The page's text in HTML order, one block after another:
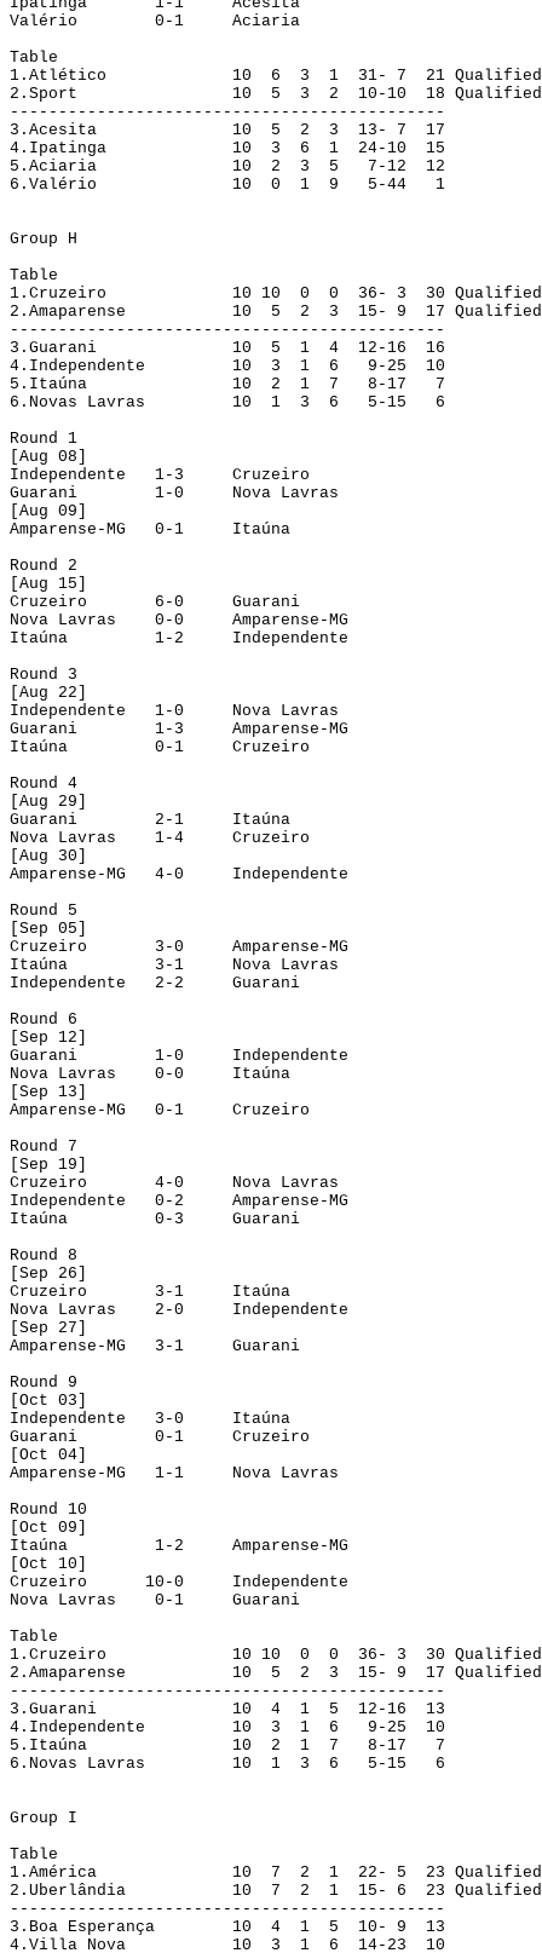
Valério
0-1
Aciaria
Table
1. Atlético 10 6 3 1 31- 7 21 Qualified
2. Sport 10 5 3 2 10-10 18 Qualified
------------------------------ ---------------
3. Acesita 10 5 2 3 13- 7
17
4. Ipatinga 10 3 6 1 24-10
15
5. Aciaria 10 2 3 5 7-12
12
6. Valério 10 0 1 9 5-44 1
Group H
Table
1. Cruzeiro 10 10 0 0 36- 3 30 Qualified
2. Amaparense 10 5 2 3 15- 9 17 Qualified
---------------------------------------------
3. Guarani 10 5 1 4 12-16
16
4. Independente 10 3 1 6 9-25
10
5. Itaúna 10 2 1 7 8-17
7
6. Novas Lavras 10 1 3 6 5-15
6
Round 1
Aug 08]
Independente
1-3
Cruzeiro
Guarani
1-0
Nova Lavras
Aug 09]
Amparense-MG
0-1
Itaúna
Round 2
Aug 15]
Cruzeiro
6-0
Guarani
Nova Lavras
0-0
Amparense-MG
Itaúna
1-2
Independente
Round 3
Aug 22]
Independente
1-0
Nova Lavras
Guarani
1-3
Amparense-MG
Itaúna
0-1
Cruzeiro
Round 4
Aug 29]
Guarani
2-1
Itaúna
Nova Lavras
1-4
Cruzeiro
Aug 30]
Amparense-MG
4-0
Independente
Round 5
Sep 05]
Cruzeiro
3-0
Amparense-MG
Itaúna
3-1
Nova Lavras
Independente
2-2
Guarani
Round 6
Sep 12]
Guarani
1-0
Independente
Nova Lavras
0-0
Itaúna
Sep 13]
Amparense-MG
0-1
Cruzeiro
Round 7
Sep 19]
Cruzeiro
4-0
Nova Lavras
Independente
0-2
Amparense-MG
Itaúna
0-3
Guarani
Round 8
Sep 26]
Cruzeiro
3-1
Itaúna
Nova Lavras
2-0
Independente
Sep 27]
Amparense-MG
3-1
Guarani
Round 9
[Oct 03]
Independente
3-0
Itaúna
Guarani
0-1
Cruzeiro
Oct 04]
Amparense-MG
1-1
Nova Lavras
Round 10
Oct 09]
Itaúna
1-2
Amparense-MG
Oct 10]
Cruzeiro
10-0
Independente
Nova Lavras
0-1
Guarani
Table
1. Cruzeiro 10 10 0 0 36- 3 30 Qualified
2. Amaparense 10 5 2 3 15- 9 17 Qualified
---------------------------------------------
3. Guarani 10 4 1 5 12-16
13
4. Independente 10 3 1 6 9-25
10
5. Itaúna 10 2 1 7 8-17
7
6. Novas Lavras 10 1 3 6 5-15 6
Group I
Table
1.América
10 7 2 1 22- 5 23 Qualified
2.Uberlândia
10 7 2 1 15- 6 23 Qualified
---------------------------------------------
3. Boa Esperança 10 4 1 5 10- 9
13
4. Villa Nova 10 3 1 6 14-23
10